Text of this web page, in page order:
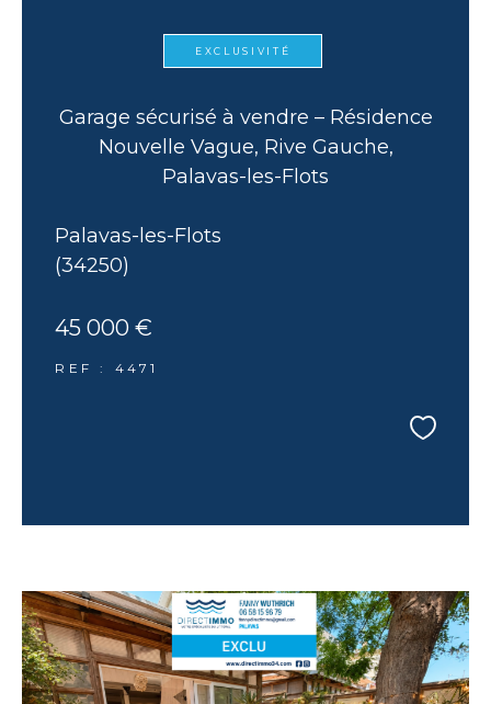
EXCLUSIVITÉ
Garage sécurisé à vendre – Résidence
Nouvelle Vague, Rive Gauche,
Palavas-les-Flots
Palavas-les-Flots
(34250)
45 000 €
REF : 4471